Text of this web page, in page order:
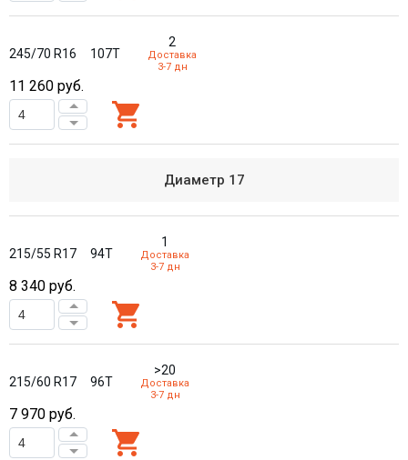
245/70 R16 107T
2
Доставка
3-7 дн
11 260 руб.
Диаметр 17
215/55 R17 94T
1
Доставка
3-7 дн
8 340 руб.
215/60 R17 96T
>20
Доставка
3-7 дн
7 970 руб.